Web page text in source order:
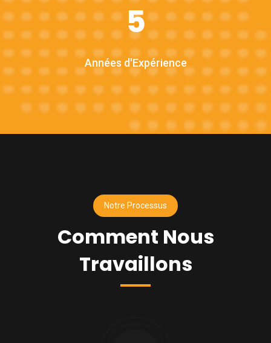
5
Années d'Expérience
Notre Processus
Comment Nous
Travaillons